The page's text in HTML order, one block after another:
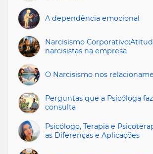
A dependência emocional
Narcisismo
narcisistas na empresa
O Narcisismo nos
Perguntas que a Psicóloga
consulta
Psicólogo, Terapia e
as Diferenças e Aplicações